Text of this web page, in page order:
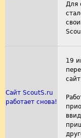
Для
Сайт ScoutS.ru
работает снова!
19